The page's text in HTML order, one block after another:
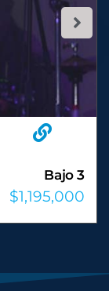
Bajo 4
$1,195,000